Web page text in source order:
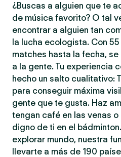
¿Buscas a alguien que te
de música favorito? O tal
encontrar a alguien tan
la lucha ecologista. Con
matches hasta la fecha,
a la gente. Tu experiencia
hecho un salto cualitativo:
para conseguir máxima
gente que te gusta. Haz
tengan café en las venas o
digno de ti en el
explorar mundo, nuestra
llevarte a más de 190